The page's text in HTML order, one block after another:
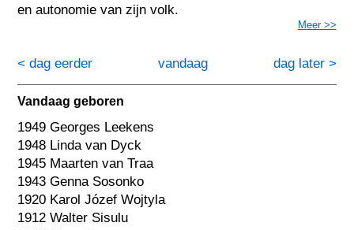
en autonomie van zijn volk.
Meer >>
< dag eerder dag later >
vandaag
Vandaag geboren
1949 Georges Leekens
1948 Linda van Dyck
1945 Maarten van Traa
1943 Genna Sosonko
1920 Karol Józef Wojtyla
1912 Walter Sisulu